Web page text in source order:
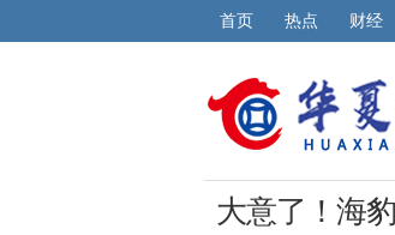
首页 热点 财经
大意了！海